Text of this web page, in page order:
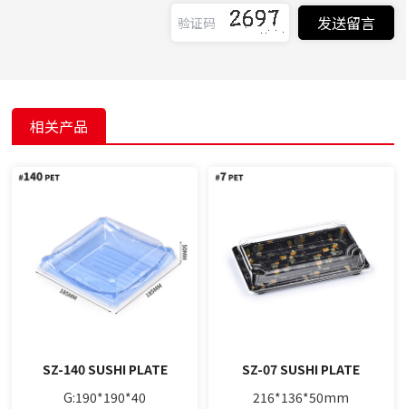
相关产品
SZ-140 SUSHI PLATE
G:190*190*40
SZ-07 SUSHI PLATE
216*136*50mm